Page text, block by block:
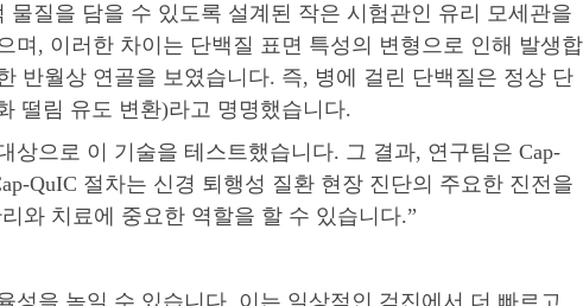
질을 담을 수 있도록 설계된 작은 시험관인 유리 모세관을
, 이러한 차이는 단백질 표면 특성의 변형으로 인해 발생합
반월상 연골을 보였습니다. 즉, 병에 걸린 단백질은 정상 단
떨림 유도 변환)라고 명명했습니다.
으로 이 기술을 테스트했습니다. 그 결과, 연구팀은 Cap-
QuIC 절차는 신경 퇴행성 질환 현장 진단의 주요한 진전을
와 치료에 중요한 역할을 할 수 있습니다.”